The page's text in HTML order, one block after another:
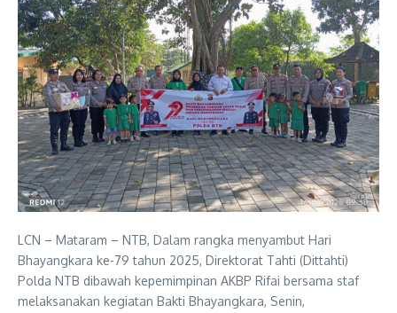
LCN – Mataram – NTB, Dalam rangka menyambut Hari
Bhayangkara ke-79 tahun 2025, Direktorat Tahti (Dittahti)
Polda NTB dibawah kepemimpinan AKBP Rifai bersama staf
melaksanakan kegiatan Bakti Bhayangkara, Senin,